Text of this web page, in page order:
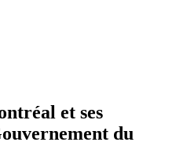
et ses
du